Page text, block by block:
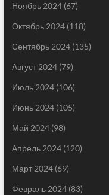
Ноябрь 2024(67)
Октябрь 2024(118)
Сентябрь 2024(135)
Август 2024(79)
Июль 2024(106)
Июнь 2024(105)
Май 2024(98)
Апрель 2024(120)
Март 2024(69)
Февраль 2024(83)